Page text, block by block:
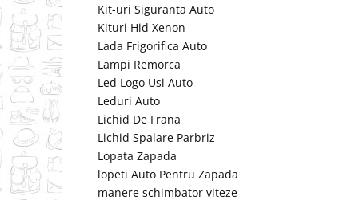
Kit-uri Siguranta Auto
Kituri Hid Xenon
Lada Frigorifica Auto
Lampi Remorca
Led Logo Usi Auto
Leduri Auto
Lichid De Frana
Lichid Spalare Parbriz
Lopata Zapada
lopeti Auto Pentru Zapada
manere schimbator viteze